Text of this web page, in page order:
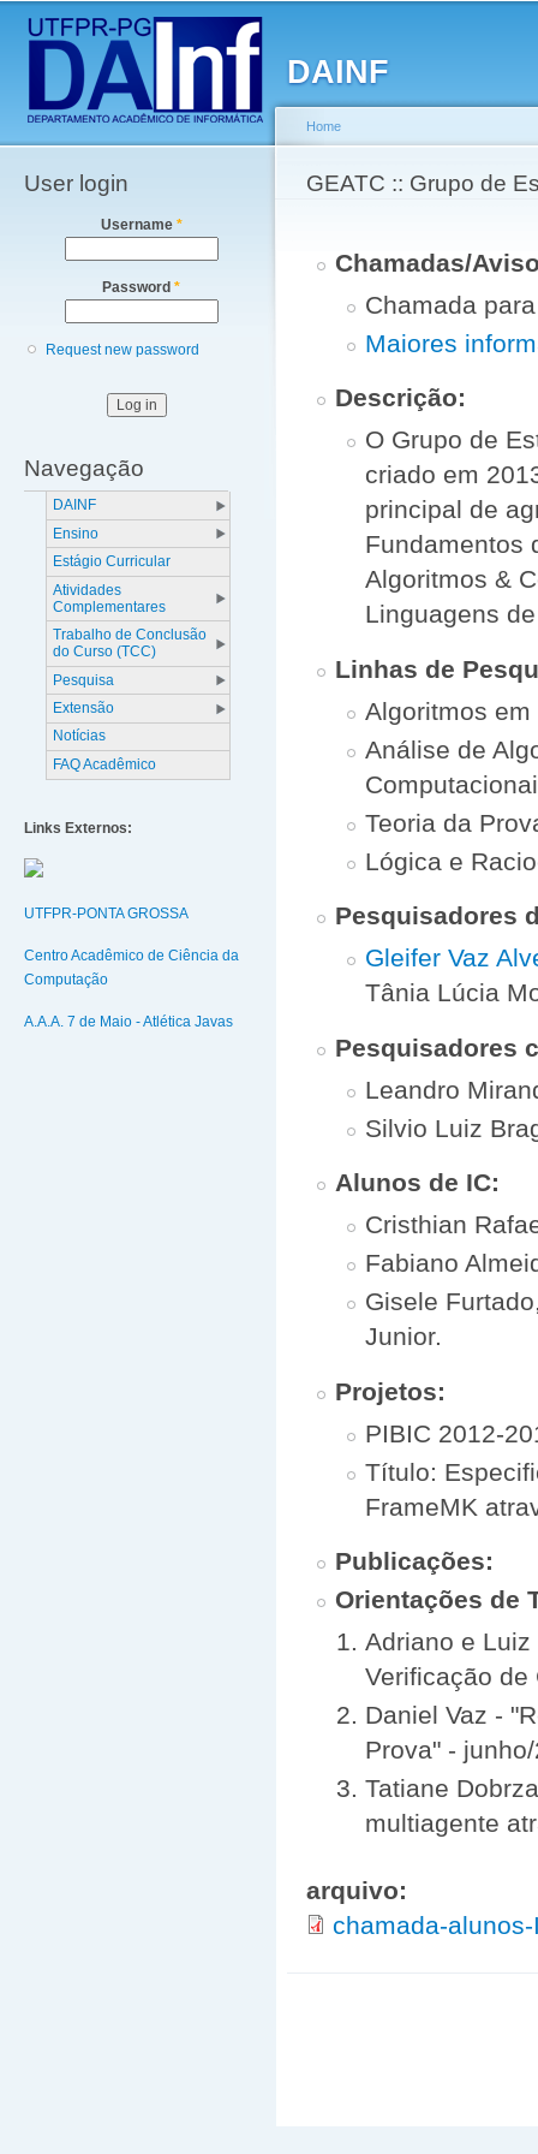
DAINF
Main menu
User login
Username *
Password *
Request new password
Navegação
DAINF
Ensino
Estágio Curricular
Atividades
Complementares
Trabalho de Conclusão
do Curso (TCC)
Pesquisa
Extensão
Notícias
FAQ Acadêmico
Links Externos:
UTFPR-PONTA GROSSA
Centro Acadêmico de Ciência da
Computação
A.A.A. 7 de Maio - Atlética Javas
You are here
Home
GEATC :: Grupo de
Chamadas/
Chamada
Maiores
Descrição:
O Grupo de
criado em
principal de
Fundamentos
Algoritmos &
Linguagens
Linhas de
Algoritmos em
Análise de
Teoria da
Lógica e
Pesquisadores
Gleifer Vaz
Tânia Lúcia
Pesquisadores
Leandro
Silvio Luiz
Alunos de IC:
Cristhian
Fabiano
Gisele
Junior.
Projetos:
PIBIC 2012-
Título:
FrameMK
Publicações:
Orientações de
Adriano e
Verificação de
Daniel Vaz -
Prova" -
Tatiane
multiagente
arquivo:
chamada-